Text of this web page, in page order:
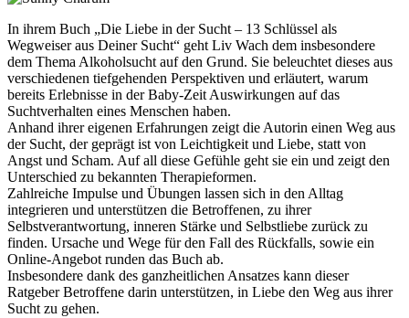
In ihrem Buch „Die Liebe in der Sucht – 13 Schlüssel als
Wegweiser aus Deiner Sucht“ geht Liv Wach dem insbesondere
dem Thema Alkoholsucht auf den Grund. Sie beleuchtet dieses aus
verschiedenen tiefgehenden Perspektiven und erläutert, warum
bereits Erlebnisse in der Baby-Zeit Auswirkungen auf das
Suchtverhalten eines Menschen haben.
Anhand ihrer eigenen Erfahrungen zeigt die Autorin einen Weg aus
der Sucht, der geprägt ist von Leichtigkeit und Liebe, statt von
Angst und Scham. Auf all diese Gefühle geht sie ein und zeigt den
Unterschied zu bekannten Therapieformen.
Zahlreiche Impulse und Übungen lassen sich in den Alltag
integrieren und unterstützen die Betroffenen, zu ihrer
Selbstverantwortung, inneren Stärke und Selbstliebe zurück zu
finden. Ursache und Wege für den Fall des Rückfalls, sowie ein
Online-Angebot runden das Buch ab.
Insbesondere dank des ganzheitlichen Ansatzes kann dieser
Ratgeber Betroffene darin unterstützen, in Liebe den Weg aus ihrer
Sucht zu gehen.